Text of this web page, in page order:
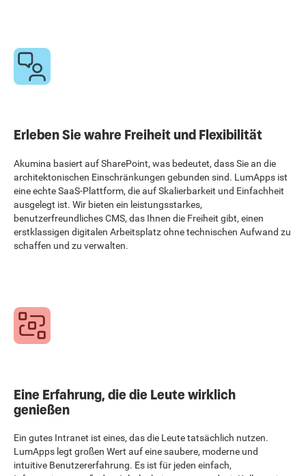
Erleben Sie wahre Freiheit und Flexibilität
Akumina basiert auf SharePoint, was bedeutet, dass Sie an die
architektonischen Einschränkungen gebunden sind. LumApps ist
eine echte SaaS-Plattform, die auf Skalierbarkeit und Einfachheit
ausgelegt ist. Wir bieten ein leistungsstarkes,
benutzerfreundliches CMS, das Ihnen die Freiheit gibt, einen
erstklassigen digitalen Arbeitsplatz ohne technischen Aufwand zu
schaffen und zu verwalten.
Eine Erfahrung, die die Leute wirklich
genießen
Ein gutes Intranet ist eines, das die Leute tatsächlich nutzen.
LumApps legt großen Wert auf eine saubere, moderne und
intuitive Benutzererfahrung. Es ist für jeden einfach,